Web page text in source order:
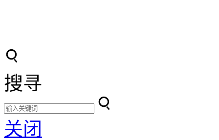
搜寻
关闭